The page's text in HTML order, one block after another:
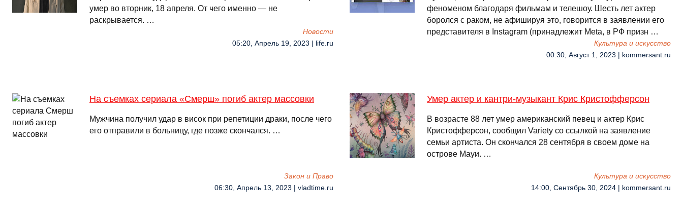
умер во вторник, 18 апреля. От чего именно — не
раскрывается. …
Новости
05:20, Апрель 19, 2023 | life.ru
феноменом благодаря фильмам и телешоу. Шесть лет актер
боролся с раком, не афишируя это, говорится в заявлении его
представителя в Instagram (принадлежит Meta, в РФ призн …
Культура и искусство
00:30, Август 1, 2023 | kommersant.ru
На съемках сериала «Смерш» погиб актер массовки
Мужчина получил удар в висок при репетиции драки, после чего
его отправили в больницу, где позже скончался. …
Закон и Право
06:30, Апрель 13, 2023 | vladtime.ru
Умер актер и кантри-музыкант Крис Кристофферсон
В возрасте 88 лет умер американский певец и актер Крис
Кристофферсон, сообщил Variety со ссылкой на заявление
семьи артиста. Он скончался 28 сентября в своем доме на
острове Мауи. …
Культура и искусство
14:00, Сентябрь 30, 2024 | kommersant.ru